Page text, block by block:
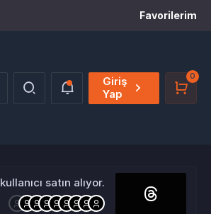
Favorilerim
Giriş
Yap
0
kullanıcı satın alıyor.